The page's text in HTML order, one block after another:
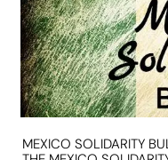
MEXICO SOLIDARITY